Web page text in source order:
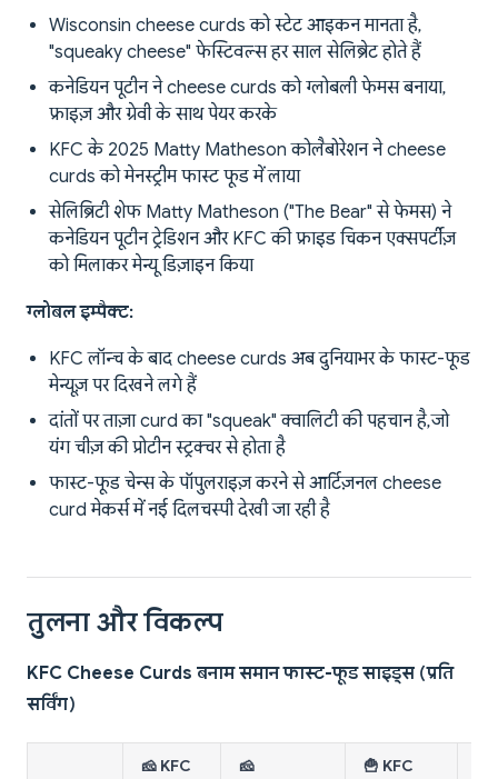
Wisconsin cheese curds को स्टेट आइकन मानता है,
"squeaky cheese" फेस्टिवल्स हर साल सेलिब्रेट होते हैं
कनेडियन पूटीन ने cheese curds को ग्लोबली फेमस बनाया,
फ्राइज़ और ग्रेवी के साथ पेयर करके
KFC के 2025 Matty Matheson कोलैबोरेशन ने cheese
curds को मेनस्ट्रीम फास्ट फूड में लाया
सेलिब्रिटी शेफ Matty Matheson ("The Bear" से फेमस) ने
कनेडियन पूटीन ट्रेडिशन और KFC की फ्राइड चिकन एक्सपर्टीज़
को मिलाकर मेन्यू डिज़ाइन किया
ग्लोबल इम्पैक्ट:
KFC लॉन्च के बाद cheese curds अब दुनियाभर के फास्ट-फूड
मेन्यूज़ पर दिखने लगे हैं
दांतों पर ताज़ा curd का "squeak" क्वालिटी की पहचान है, जो
यंग चीज़ की प्रोटीन स्ट्रक्चर से होता है
फास्ट-फूड चेन्स के पॉपुलराइज़ करने से आर्टिज़नल cheese
curd मेकर्स में नई दिलचस्पी देखी जा रही है
तुलना और विकल्प
KFC Cheese Curds बनाम समान फास्ट-फूड साइड्स (प्रति
सर्विंग)
🧀 KFC 🧀 🍟 KFC